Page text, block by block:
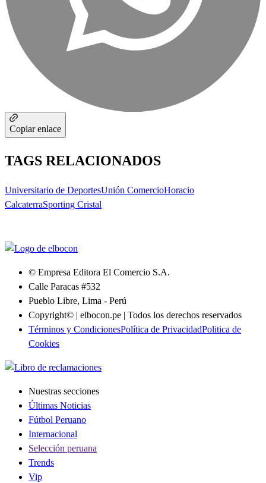
Copiar enlace
TAGS RELACIONADOS
Universitario de DeportesUnión ComercioHoracio
CalcaterraSporting Cristal
© Empresa Editora El Comercio S.A.
Calle Paracas #532
Pueblo Libre, Lima - Perú
Copyright© | elbocon.pe | Todos los derechos reservados
Términos y CondicionesPolítica de PrivacidadPolitica de
Cookies
Nuestras secciones
Últimas Noticias
Fútbol Peruano
Internacional
Selección peruana
Trends
Vip